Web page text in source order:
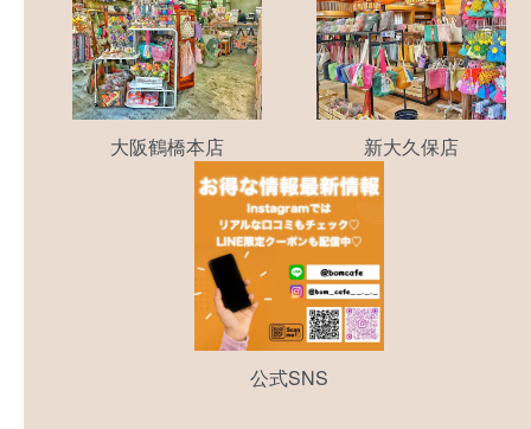
大阪鶴橋本店 新大久保店
公式SNS